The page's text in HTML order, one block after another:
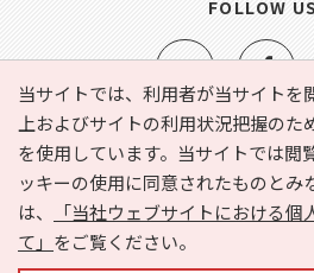
当サイトでは、利用者が当サイトを
上およびサイトの利用状況把握のた
を使用しています。当サイトでは閲
ッキーの使用に同意されたものとみ
は、
「当社ウェブサイトにおける
て」 をご覧ください。
e-NAVITA（イーナビタ）とは？ お
利用規約
個人情報の取り扱いにつ
サイトマップ
広告掲載に関
FOLLOW